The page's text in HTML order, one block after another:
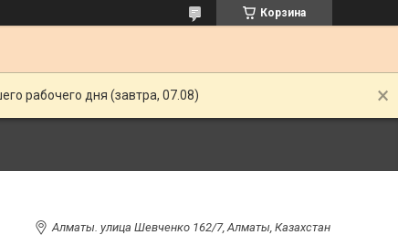
Корзина
рабочего дня (завтра, 07.08)
Алматы. улица Шевченко 162/7, Алматы, Казахстан